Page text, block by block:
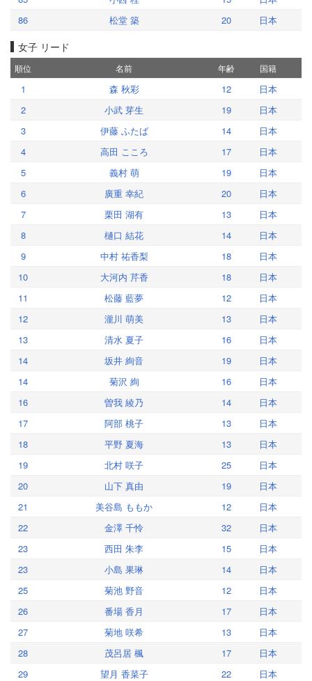
86
松堂 築 20 日本
女子 リード
順位 名前 年齢 国籍
1 森 秋彩 12
日本
2
小武 芽生 19
日本
3
伊藤 ふたば 14
日本
4
高田 こころ 17
日本
5
義村 萌 19
日本
6
廣重 幸紀 20
日本
7
栗田 湖有 13
日本
8
樋口 結花 14
日本
9
中村 祐香梨 18
日本
10
大河内 芹香 18
日本
11
松藤 藍夢 12
日本
12
瀧川 萌美 13
日本
13
清水 夏子 16
日本
14
坂井 絢音 19
日本
14
菊沢 絢 16
日本
16
曽我 綾乃 14
日本
17
阿部 桃子 13
日本
18
平野 夏海 13
日本
19
北村 咲子 25
日本
20
山下 真由 19
日本
21
美谷島 ももか 12
日本
22
金澤 千怜 32
日本
23
西田 朱李 15
日本
23
小島 果琳 14
日本
25
菊池 野音 12
日本
26
番場 香月 17
日本
27
菊地 咲希 13
日本
28
茂呂居 楓 17
日本
29
望月 香菜子 22
日本